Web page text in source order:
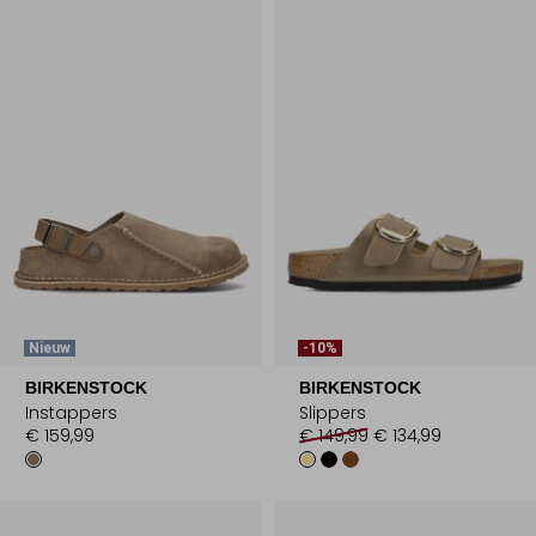
Nieuw
BIRKENSTOCK
Instappers
€ 159,99
-10%
BIRKENSTOCK
Slippers
€ 149,99 € 134,99